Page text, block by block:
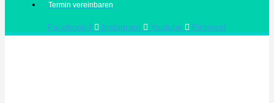
Termin vereinbaren
Facebook-f Instagram Youtube Pinterest